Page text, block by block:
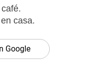
.
casa.
Google